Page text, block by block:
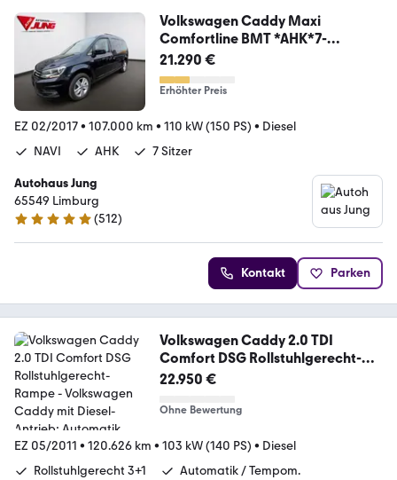
Volkswagen Caddy Maxi
Comfortline BMT *AHK*7-
Sitzer*NAVI*
21.290 €
Erhöhter Preis
EZ 02/2017• 107.000 km • 110 kW (150 PS) • Diesel
NAVI
AHK 7 Sitzer
Autohaus Jung
65549 Limburg
4.9 Sterne
(512)
Kontakt Parken
Volkswagen Caddy 2.0 TDI
Comfort DSG Rollstuhlgerecht-
Rampe
22.950 €
Ohne Bewertung
EZ 05/2011 • 120.626 km • 103 kW (140 PS) • Diesel
Rollstuhlgerecht 3+1
Automatik / Tempom.